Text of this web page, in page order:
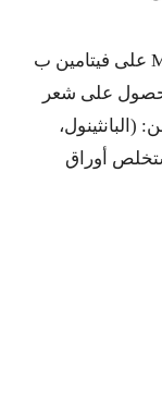
يحتوي شامبو لكثافة الشعر Mild By Nature على فيتامين ب
على شعر
أوراق